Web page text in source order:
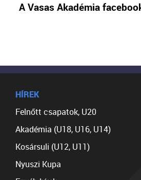
A Vasas Akadémia
HÍREK
Felnőtt csapatok, U20
Akadémia (U18, U16, U14)
Kosársuli (U12, U11)
Nyuszi Kupa